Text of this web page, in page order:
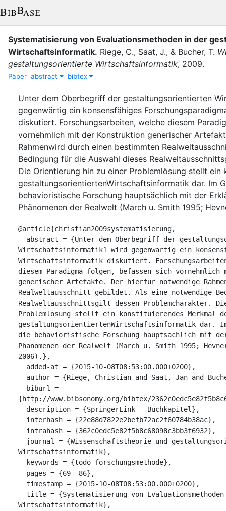
Systematisierung von Evaluationsmethoden in der
Wirtschaftsinformatik. Riege, C., Saat, J., & Bucher, T.
gestaltungsorientierte Wirtschaftsinformatik, 2009.
Paper abstract bibtex
Unter dem Oberbegriff der gestaltungsorientierten
gegenwärtig ein konsensfähiges
diskutiert. Forschungsarbeiten, welche diesem
vornehmlich mit der Konstruktion generischer
Rahmenwird durch einen bestimmten
Bedingung für die Auswahl dieses
Die Orientierung hin zu einer Problemlösung stellt
gestaltungsorientiertenWirtschaftsinformatik dar. Im
behavioristische Forschung hauptsächlich mit der
Phänomenen der Realwelt (March u. Smith 1995;
@article{christian2009systematisierung,
Wirtschaftsinformatik1 wird gegenwärtig ein
Wirtschaftsinformatik diskutiert.
diesem Paradigma folgen, befassen sich
generischer Artefakte. Der hierfür notwendige
Realweltausschnitt gebildet. Als eine notwendige
Realweltausschnittsgilt dessen Problemcharakter.
Problemlösung stellt ein konstituierendes Merkmal
gestaltungsorientiertenWirtschaftsinformatik dar.
die behavioristische Forschung hauptsächlich mit
Phänomenen der Realwelt (March u. Smith 1995;
2006).},
{http://www.bibsonomy.org/bibtex/
Wirtschaftsinformatik},
Wirtschaftsinformatik},